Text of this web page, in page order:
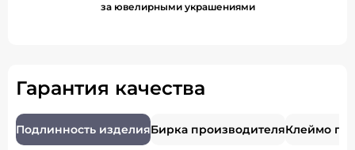
за ювелирными украшениями
Гарантия качества
Подлинность изделияБирка производителяКлеймо